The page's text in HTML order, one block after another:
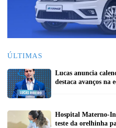
ÚLTIMAS
Lucas anuncia
destaca avanços na
Hospital Materno-
teste da orelhinha